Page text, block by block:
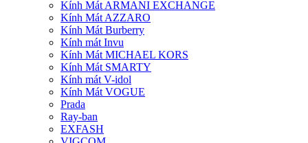
Kính Mát ARMANI EXCHANGE
Kính Mát AZZARO
Kính Mát Burberry
Kính mát Invu
Kính Mát MICHAEL KORS
Kính Mát SMARTY
Kính mát V-idol
Kính Mát VOGUE
Prada
Ray-ban
EXFASH